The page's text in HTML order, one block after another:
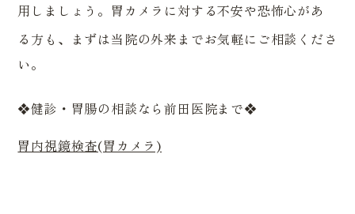
用しましょう。 胃カメラに対する不安や恐怖心があ
る方も、まずは当院の外来までお気軽にご相談くださ
い。
❖健診・胃腸の相談なら前田医院まで❖
胃内視鏡検査(胃カメラ)